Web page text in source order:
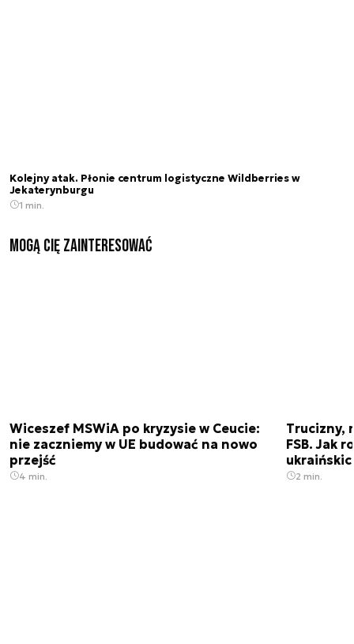
Kolejny atak. Płonie centrum logistyczne Wildberries w
Jekaterynburgu
1 min.
Mogą Cię zainteresować
Wiceszef MSWiA po kryzysie w Ceucie:
nie zaczniemy w UE budować na nowo
przejść
4 min.
Trucizny,
FSB. Jak
2 min.